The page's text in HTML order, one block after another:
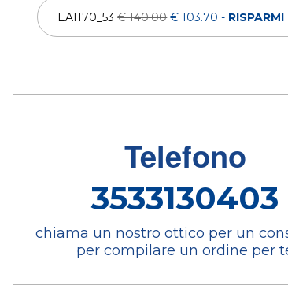
EA1170_53€ 140.00 € 103.70 -
Telefono
3533130403
chiama un nostro ottico per un
per compilare un ordine per